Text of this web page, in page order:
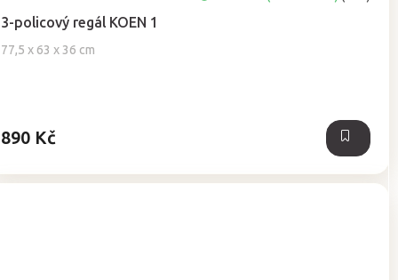
3-policový regál KOEN 1
77,5 x 63 x 36 cm
890 Kč